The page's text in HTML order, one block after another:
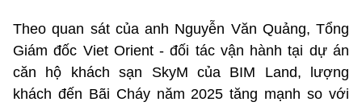
Theo quan sát của anh Nguyễn Văn Quảng, Tổng
Giám đốc Viet Orient - đối tác vận hành tại dự án
căn hộ khách sạn SkyM của BIM Land, lượng
khách đến Bãi Cháy năm 2025 tăng mạnh so với